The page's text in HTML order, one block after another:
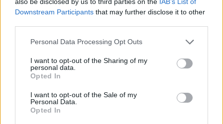
Downstream Participants that may further disclose it to other
Please note that this website/app uses one or more Google
not limited to your visit or usage behaviour. You may click to
grant or deny consent to Google and its third-party tags to
use your data for below specified purposes in below Google
consent section.
Personal Data Processing Opt Outs
I want to opt-out of the Sharing of my
personal data.
Opted In
I want to opt-out of the Sale of my
Personal Data.
Opted In
változtatva továbblépni a színes, szokás szerint
számos zenei világra (a folktól a new wave-en át a